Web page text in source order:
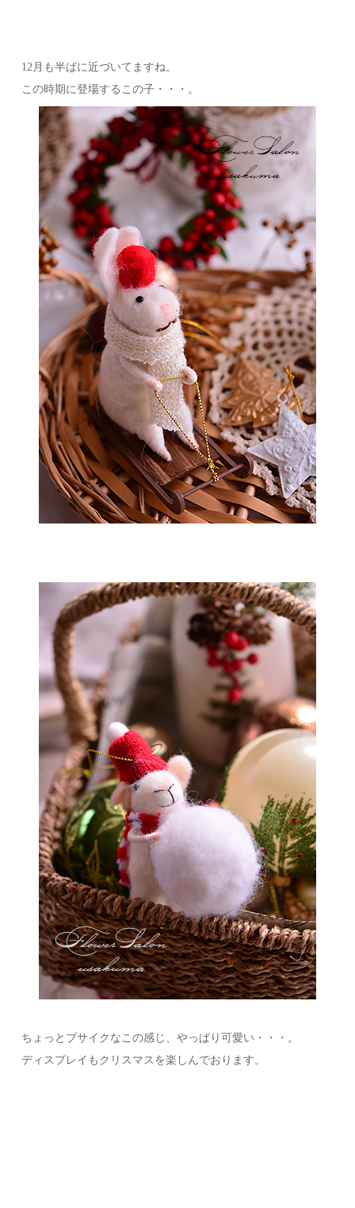
12月も半ばに近づいてますね。
この時期に登場するこの子・・・。
ちょっとブサイクなこの感じ、やっぱり可愛い・・・。
ディスプレイもクリスマスを楽しんでおります。